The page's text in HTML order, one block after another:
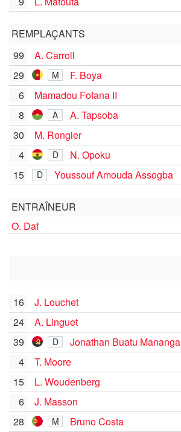
REMPLAÇANTS
99
A. Carroll
29 M F. Boya
6 Mamadou Fofana II
8 A A. Tapsoba
30
M. Rongier
4
D
N. Opoku
15
D Youssouf Amouda Assogba
ENTRAÎNEUR
O. Daf
16
J. Louchet
24
A. Linguet
39
D Jonathan Buatu Mananga
4
T. Moore
15
L. Woudenberg
6
J. Masson
28
M Bruno Costa